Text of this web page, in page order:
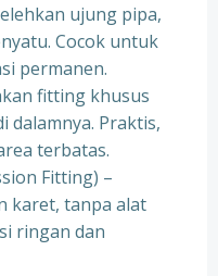
ujung pipa,
Cocok untuk
permanen.
fitting khusus
dalamnya. Praktis,
terbatas.
Fitting) –
karet, tanpa alat
ringan dan